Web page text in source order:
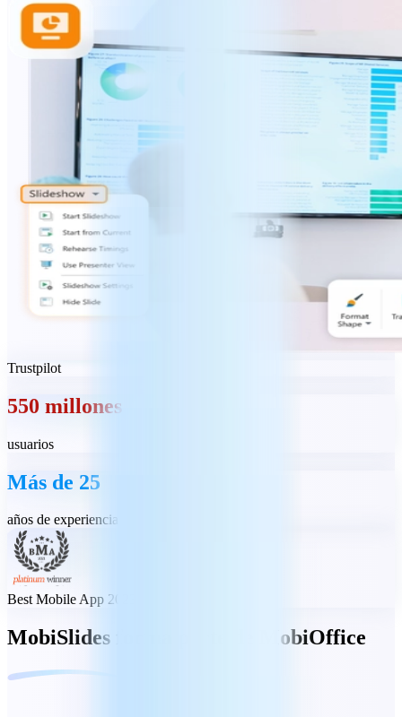
Trustpilot
550 millones
usuarios
Más de 25
años de experiencia
Best Mobile App 2023
MobiSlides forma parte de MobiOffice